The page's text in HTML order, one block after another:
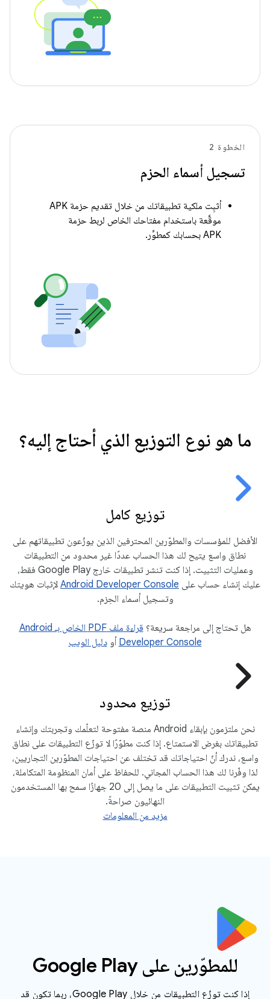
الخطوة 2
تسجيل أسماء الحزم
أثبِت ملكية تطبيقاتك من خلال تقديم حزمة APK
موقَّعة باستخدام مفتاحك الخاص لربط حزمة
APK بحسابك كمطوِّر.
ما هو نوع التوزيع الذي أحتاج إليه؟
توزيع كامل
الأفضل للمؤسسات والمطوّرين المحترفين الذين يوزّعون تطبيقاتهم على
نطاق واسع يتيح لك هذا الحساب عددًا غير محدود من التطبيقات
وعمليات التثبيت. إذا كنت تنشر تطبيقات خارج Google Play فقط،
عليك إنشاء حساب على Android Developer Console لإثبات هويتك
وتسجيل أسماء الحِزم.
هل تحتاج إلى مراجعة سريعة؟
قراءة ملف PDF الخاص بـ Android
Developer Console أودليل الويب
توزيع محدود
نحن ملتزمون بإبقاء Android منصة مفتوحة لتعلّمك وتجربتك وإنشاء
تطبيقاتك بغرض الاستمتاع. إذا كنت مطوّرًا لا توزّع التطبيقات على نطاق
واسع، ندرك أنّ احتياجاتك قد تختلف عن احتياجات المطوّرين التجاريين،
لذا وفّرنا لك هذا الحساب المجاني. للحفاظ على أمان المنظومة المتكاملة،
يمكن تثبيت التطبيقات على ما يصل إلى 20 جهازًا سمح بها المستخدمون
النهائيون صراحةً.
مزيد من المعلومات
للمطوّرين على Google Play
إذا كنت توزّع التطبيقات من خلال Google Play، ربما تكون قد